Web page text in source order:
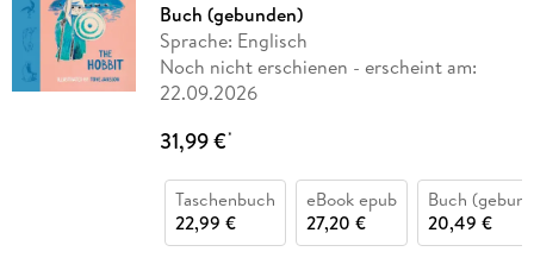
Buch (gebunden)
Sprache: Englisch
Noch nicht erschienen - erscheint am:
22.09.2026
31,99 €*
Taschenbuch
22,99 €
eBook epub
27,20 €
Buch
20,49 €